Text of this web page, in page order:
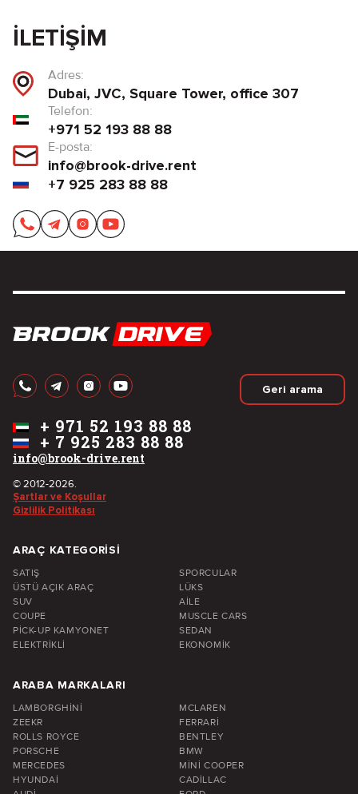
İLETIŞIM
Adres:
Dubai, JVC, Square Tower, office 307
Telefon:
+971 52 193 88 88
E-posta:
info@brook-drive.rent
+7 925 283 88 88
Geri arama
info@brook-drive.rent
+ 7 925 283 88 88
+ 971 52 193 88 88
© 2012-2026.
Şartlar ve Koşullar
Gizlilik Politikası
ARAÇ KATEGORISI
SATIŞ
SPORCULAR
ÜSTÜ AÇIK ARAÇ
LÜKS
SUV
AILE
COUPE
MUSCLE CARS
PICK-UP KAMYONET
SEDAN
ELEKTRIKLI
EKONOMIK
ARABA MARKALARI
LAMBORGHINI
MCLAREN
ZEEKR
FERRARI
ROLLS ROYCE
BENTLEY
PORSCHE
BMW
MERCEDES
MINI COOPER
HYUNDAI
CADILLAC